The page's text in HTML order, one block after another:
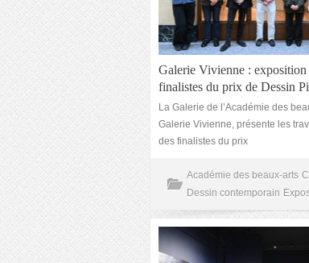
Galerie Vivienne : exposition
finalistes du prix de Dessin
La Galerie de l’Académie des
Galerie Vivienne, présente les
des finalistes du prix
Académie des beaux-arts
Dessin contemporain